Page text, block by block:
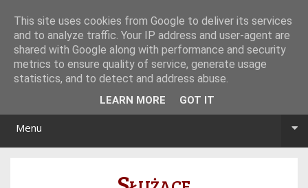
Menu
This site uses cookies from Google to deliver its services
and to analyze traffic. Your IP address and user-agent are
shared with Google along with performance and security
metrics to ensure quality of service, generate usage
statistics, and to detect and address abuse.
LEARN MORE GOT IT